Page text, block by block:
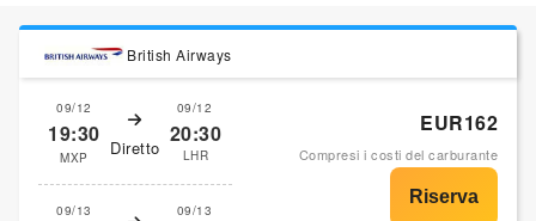
British Airways
09/12
19:30
MXP Diretto
09/12
20:30
LHR
09/13 09/13
EUR162
Compresi i costi del carburante